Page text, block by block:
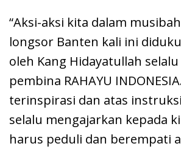
“Aksi-aksi kita dalam
longsor Banten kali ini
oleh Kang Hidayatullah
pembina RAHAYU
terinspirasi dan atas
selalu mengajarkan kepada
harus peduli dan berempati